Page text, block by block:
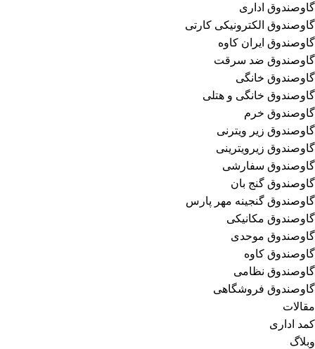
گاوصندوق اداری
گاوصندوق الکترونیکی کارتی
گاوصندوق ایران کاوه
گاوصندوق ضد سرقت
گاوصندوق خانگی
گاوصندوق خانگی و هتلی
گاوصندوق خرم
گاوصندوق زیر ویترنی
گاوصندوق زیرویترینی
گاوصندوق سفارشی
گاوصندوق گنج بان
گاوصندوق گنجینه مهر پارس
گاوصندوق مکانیکی
گاوصندوق موحدی
گاوصندوق کاوه
گاوصندوق نظامی
گاوصندوق فروشگاهی
مقالات
کمد اداری
وبلاگ